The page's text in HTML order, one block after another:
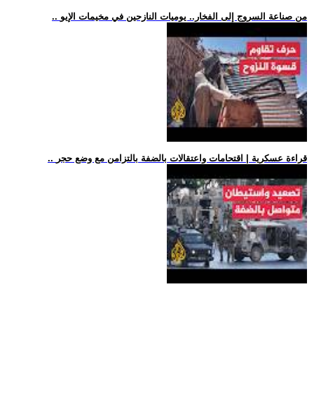
.. من صناعة السروج إلى الفخار.. يوميات النازحين في مخيمات الإيو
.. قراءة عسكرية | اقتحامات واعتقالات بالضفة بالتزامن مع وضع حجر